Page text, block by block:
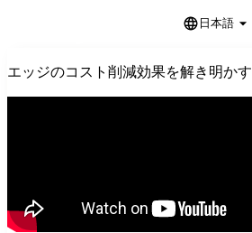
Language
日本語
エッジのコスト削減効果を解き明かす